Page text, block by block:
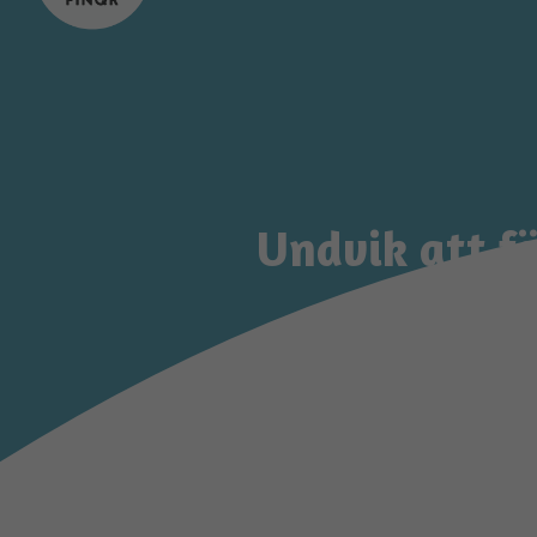
Undvik att